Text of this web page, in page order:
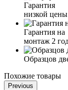
Гарантия
низкой
Гарантия на
монтаж 2
Образцов
Похожие товары
Previous